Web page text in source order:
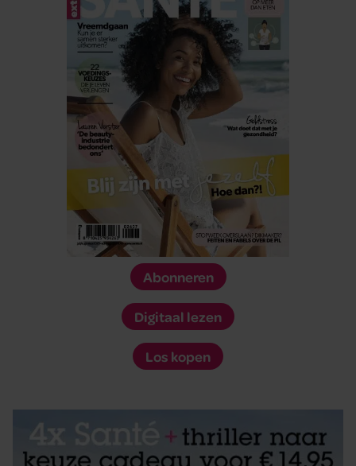
Abonneren
Digitaal lezen
Los kopen